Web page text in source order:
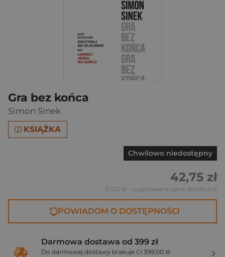
Gra bez końca
Simon Sinek
KSIĄŻKA
Chwilowo niedostępny
42,75 zł
57,00 zł - sugerowana cena detaliczna
POWIADOM O DOSTĘPNOŚCI
Darmowa dostawa od 399 zł
Do darmowej dostawy brakuje Ci 399,00 zł